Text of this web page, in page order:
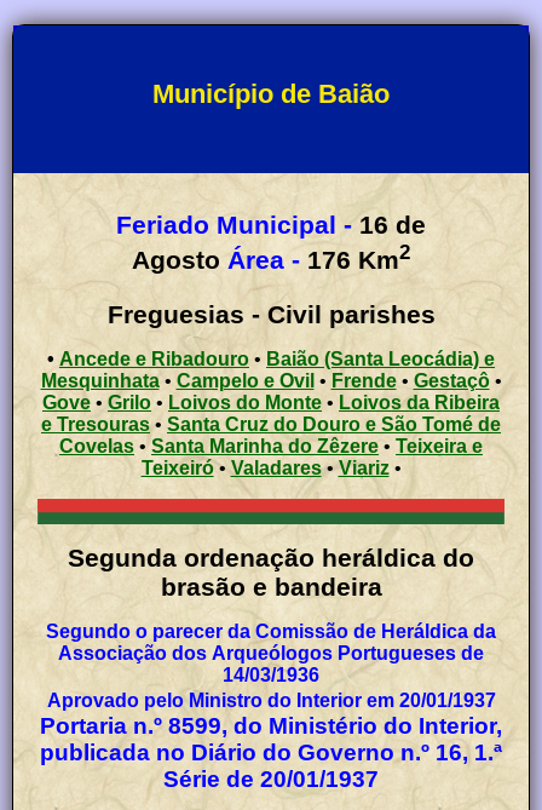
Município de Baião
Feriado Municipal - 16 de
Agosto Área - 176 Km2
Freguesias - Civil parishes
• Ancede e Ribadouro • Baião (Santa Leocádia) e
Mesquinhata• Campelo e Ovil • Frende• Gestaçô•
Gove • Grilo • Loivos do Monte • Loivos da Ribeira
e Tresouras• Santa Cruz do Douro e São Tomé de
Covelas •Santa Marinha do Zêzere• Teixeira e
Teixeiró•Valadares•Viariz•
Segunda ordenação heráldica do
brasão e bandeira
Segundo o parecer da Comissão de Heráldica da
Associação dos Arqueólogos Portugueses de
14/03/1936
Aprovado pelo Ministro do Interior em 20/01/1937
Portaria n.º 8599, do Ministério do Interior,
publicada no Diário do Governo n.º 16, 1.ª
Série de 20/01/1937